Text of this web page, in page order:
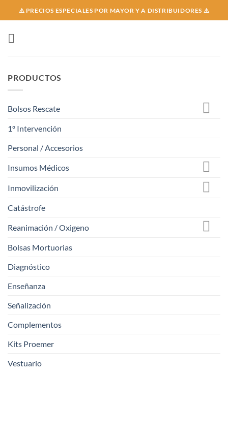
to
⚠️ PRECIOS ESPECIALES POR MAYOR Y A DISTRIBUIDORES ⚠️
PRODUCTOS
Bolsos Rescate
1º Intervención
Personal / Accesorios
Insumos Médicos
Inmovilización
Catástrofe
Reanimación / Oxigeno
Bolsas Mortuorias
Diagnóstico
Enseñanza
Señalización
Complementos
Kits Proemer
Vestuario